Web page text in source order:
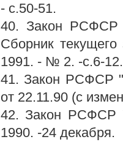
- с.50-51.
40. Закон РСФСР
Сборник
1991. - № 2. -с.6-12.
41. Закон РСФСР
от 22.11.90 (с
42. Закон РСФСР
1990. -24 декабря.